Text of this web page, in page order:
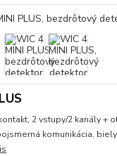
2 vstupy/2 kanály +
komunikácia,